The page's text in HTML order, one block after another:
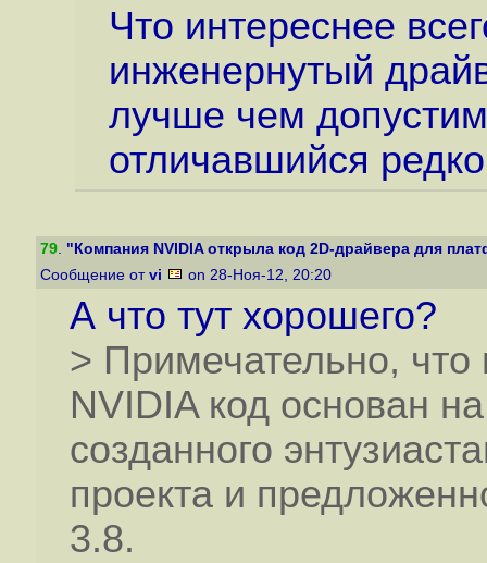
Что интереснее
инженернутый
лучше чем
отличавшийся
79. "Компания NVIDIA открыла код 2D-драйвера для
Сообщение от vi on 28-Ноя-12, 20:20
А что тут хорошего?
> Примечательно,
NVIDIA код основан
созданного
проекта и
3.8.